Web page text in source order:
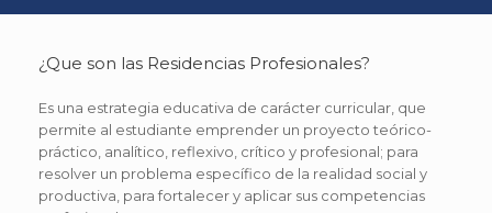
¿Que son las Residencias Profesionales?
Es una estrategia educativa de carácter curricular, que
permite al estudiante emprender un proyecto teórico-
práctico, analítico, reflexivo, crítico y profesional; para
resolver un problema específico de la realidad social y
productiva, para fortalecer y aplicar sus competencias